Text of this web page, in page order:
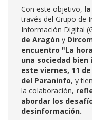
Con este objetivo,
través del Grupo de
Información Digital
de Aragón y
encuentro "La
una sociedad
este viernes, 11
del Paraninfo, y
la colaboración,
abordar los
desinformación.